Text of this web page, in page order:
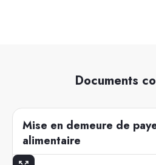
Documents
Mise en demeure de
alimentaire